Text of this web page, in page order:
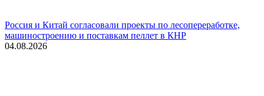
Россия и Китай согласовали проекты по лесопереработке,
машиностроению и поставкам пеллет в КНР
04.08.2026